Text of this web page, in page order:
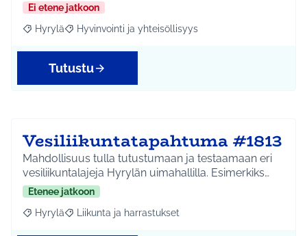
Ei etene jatkoon
Rajaa tulokset aihepiirin mukaan: Hyrylä
Hyrylä Rajaa tulokset teeman mukaan: Hyvinvointi ja
Hyvinvointi ja yhteisöllisyys
Tutustu
Vesiliikuntatapahtuma #1813
Mahdollisuus tulla tutustumaan ja testaamaan eri
vesiliikuntalajeja Hyrylän uimahallilla. Esimerkiks…
Etenee jatkoon
Rajaa tulokset aihepiirin mukaan: Hyrylä
Hyrylä Rajaa tulokset teeman mukaan: Liikunta ja
Liikunta ja harrastukset